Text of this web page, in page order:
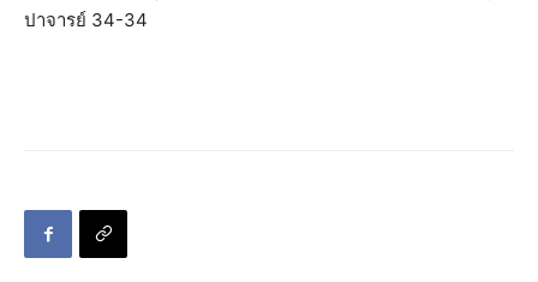
ปาจารย์ 34-34